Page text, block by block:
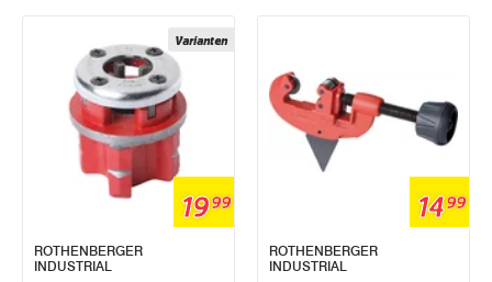
Varianten
1999
ROTHENBERGER
INDUSTRIAL
1499
ROTHENBERGER
INDUSTRIAL